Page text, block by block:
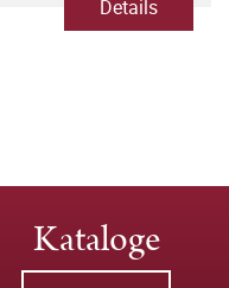
Details
Kataloge